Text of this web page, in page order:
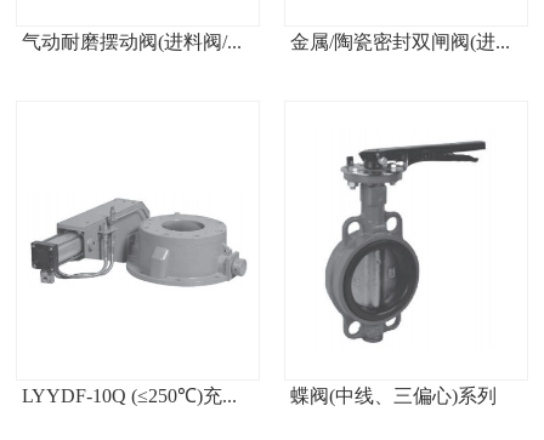
气动耐磨摆动阀(进料阀/... 金属/陶瓷密封双闸阀(进...
LYYDF-10Q (≤250℃)充... 蝶阀(中线、三偏心)系列